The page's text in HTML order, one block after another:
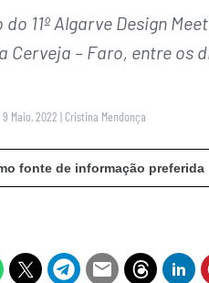
11º Algarve Design
Cerveja – Faro, entre os
9 Maio, 2022 | Cristina Mendonça
fonte de informação preferida